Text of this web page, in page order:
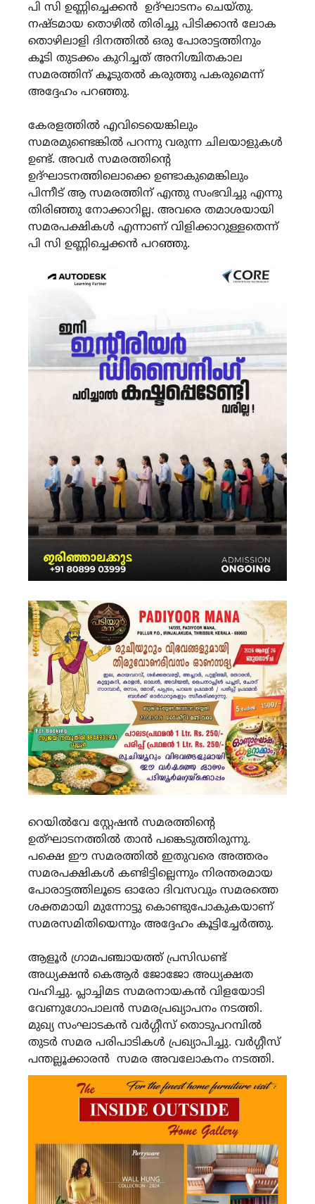
പി സി ഉണ്ണിച്ചെക്കൻ ഉദ്ഘാടനം ചെയ്തു.
നഷ്ടമായ തൊഴിൽ തിരിച്ചു പിടിക്കാൻ ലോക
തൊഴിലാളി ദിനത്തിൽ ഒരു പോരാട്ടത്തിനും
കൂടി തുടക്കം കുറിച്ചത് അനിശ്ചിതകാല
സമരത്തിന് കൂടുതൽ കരുത്തു പകരുമെന്ന്
അദ്ദേഹം പറഞ്ഞു.
കേരളത്തിൽ എവിടെയെങ്കിലും
സമരമുണ്ടെങ്കിൽ പറന്നു വരുന്ന ചിലയാളുകൾ
ഉണ്ട്. അവർ സമരത്തിന്റെ
ഉദ്‌ഘാടനത്തിലൊക്കെ ഉണ്ടാകുമെങ്കിലും
പിന്നീട് ആ സമരത്തിന് എന്തു സംഭവിച്ചു എന്നു
തിരിഞ്ഞു നോക്കാറില്ല. അവരെ തമാശയായി
സമരപക്ഷികൾ എന്നാണ് വിളിക്കാറുള്ളതെന്ന്
പി സി ഉണ്ണിച്ചെക്കൻ പറഞ്ഞു.
റെയിൽവേ സ്റ്റേഷൻ സമരത്തിന്റെ
ഉത്ഘാടനത്തിൽ താൻ പങ്കെടുത്തിരുന്നു.
പക്ഷെ ഈ സമരത്തിൽ ഇതുവരെ അത്തരം
സമരപക്ഷികൾ കണ്ടിട്ടില്ലെന്നും നിരന്തരമായ
പോരാട്ടത്തിലൂടെ ഓരോ ദിവസവും സമരത്തെ
ശക്തമായി മുന്നോട്ടു കൊണ്ടുപോകുകയാണ്
സമരസമിതിയെന്നും അദ്ദേഹം കൂട്ടിച്ചേർത്തു.
ആളൂർ ഗ്രാമപഞ്ചായത്ത് പ്രസിഡണ്ട്
അധ്യക്ഷൻ കെആർ ജോജോ അധ്യക്ഷത
വഹിച്ചു. പ്ലാച്ചിമട സമരനായകൻ വിളയോടി
വേണുഗോപാലൻ സമരപ്രഖ്യാപനം നടത്തി.
മുഖ്യ സംഘാടകൻ വർഗ്ഗീസ് തൊടുപറമ്പിൽ
തുടർ സമര പരിപാടികൾ പ്രഖ്യാപിച്ചു. വർഗ്ഗീസ്
പന്തല്ലൂക്കാരൻ സമര അവലോകനം നടത്തി.